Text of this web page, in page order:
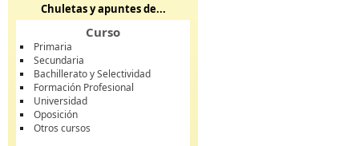
Chuletas y apuntes de...
Curso
Primaria
Secundaria
Bachillerato y Selectividad
Formación Profesional
Universidad
Oposición
Otros cursos